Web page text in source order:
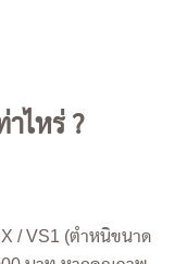
าไหร่ ?
/ VS1 (ตำหนิขนาด